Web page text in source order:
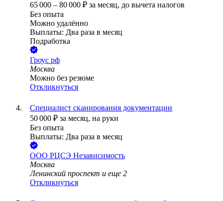
65 000 – 80 000 ₽ за месяц, до вычета налогов
Без опыта
Можно удалённо
Выплаты: Два раза в месяц
Подработка
Гроус рф
Москва
Можно без резюме
Откликнуться
Специалист сканирования документации
50 000 ₽ за месяц, на руки
Без опыта
Выплаты: Два раза в месяц
ООО РЦСЭ Независимость
Москва
Ленинский проспект и еще 2
Откликнуться